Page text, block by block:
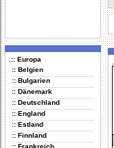
.:: Europa
:: Belgien
:: Bulgarien
:: Dänemark
:: Deutschland
:: England
:: Estland
:: Finnland
:: Frankreich